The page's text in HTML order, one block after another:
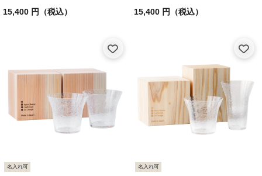
15,400 円（税込） 15,400 円（税込）
名入れ可 名入れ可